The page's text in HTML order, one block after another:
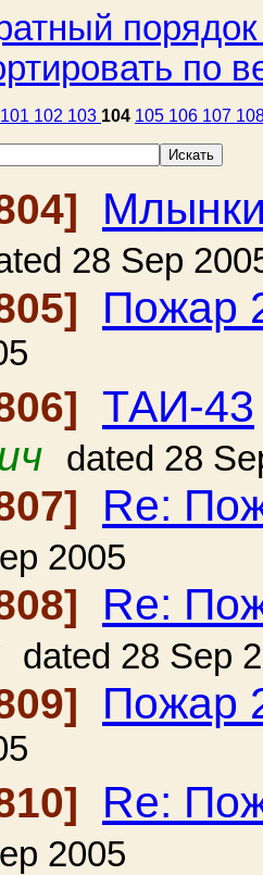
по
101 102 103 104 105 106 107
28 Sep
Пожар
ТАИ-43
dated 28
Re:
2005
Re:
dated 28 Sep
Пожар
Re:
2005